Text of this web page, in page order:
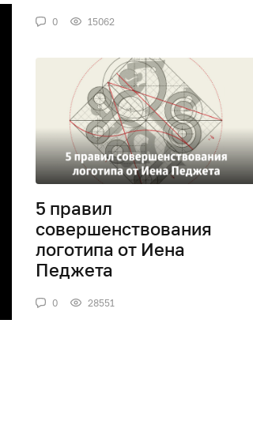
0 15062
5 правил
совершенствования
логотипа от Иена
Педжета
0 28551